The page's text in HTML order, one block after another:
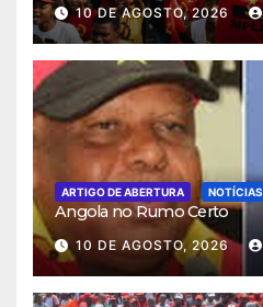
10 DE AGOSTO, 2026
ARTIGO DE ABERTURA NOTÍCIAS
Angola no Rumo Certo
10 DE AGOSTO, 2026